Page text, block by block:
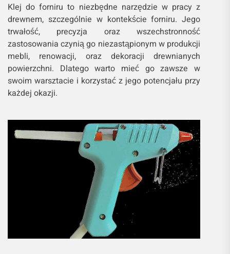
Klej do forniru to niezbędne narzędzie w pracy z
drewnem, szczególnie w kontekście forniru. Jego
trwałość, precyzja oraz wszechstronność
zastosowania czynią go niezastąpionym w produkcji
mebli, renowacji, oraz dekoracji drewnianych
powierzchni. Dlatego warto mieć go zawsze w
swoim warsztacie i korzystać z jego potencjału przy
każdej okazji.